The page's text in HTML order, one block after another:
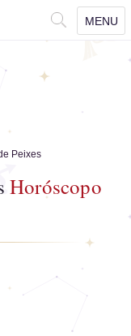
MENU
Peixes
Horóscopo